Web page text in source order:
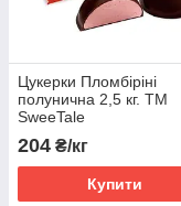
Цукерки Пломбіріні
полунична 2,5 кг. ТМ
SweeTale
204 ₴/кг
Купити